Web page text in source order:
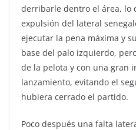
derribarle dentro el área, lo
expulsión del lateral
ejecutar la pena máxima y
base del palo izquierdo,
de la pelota y con una gran
lanzamiento, evitando el
hubiera cerrado el partido.
Poco después una falta